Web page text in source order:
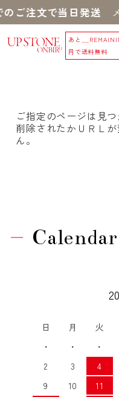
ご注文で当日発送メ
あと
円で送料無料
ご指定のページは見つ
削除されたかＵＲＬ
ん。
Calendar
日 月 火
・
・ ・
2
3 4
9
10 11